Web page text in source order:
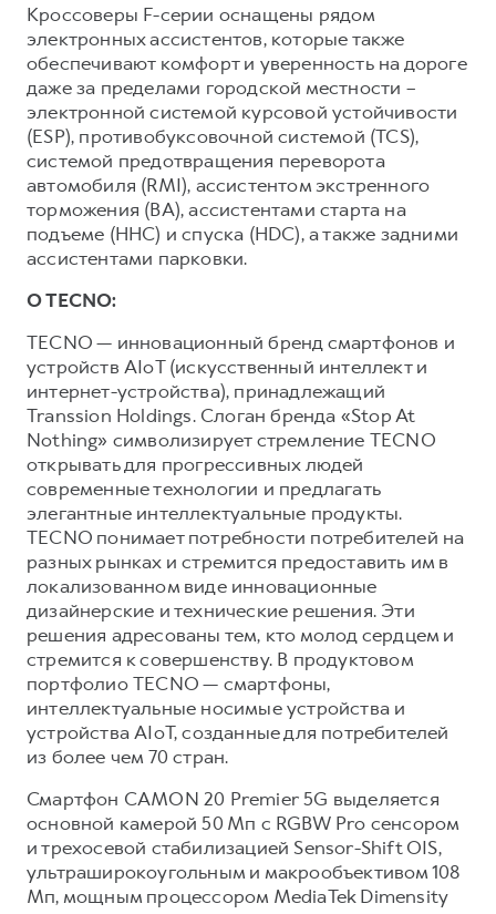
Кроссоверы F-серии оснащены рядом
электронных ассистентов, которые также
обеспечивают комфорт и уверенность на дороге
даже за пределами городской местности –
электронной системой курсовой устойчивости
(ESP), противобуксовочной системой (TCS),
системой предотвращения переворота
автомобиля (RMI), ассистентом экстренного
торможения (ВА), ассистентами старта на
подъеме (ННС) и спуска (HDC), а также задними
ассистентами парковки.
О TECNO:
TECNO — инновационный бренд смартфонов и
устройств AIoT (искусственный интеллект и
интернет-устройства), принадлежащий
Transsion Holdings. Слоган бренда «Stop At
Nothing» символизирует стремление TECNO
открывать для прогрессивных людей
современные технологии и предлагать
элегантные интеллектуальные продукты.
TECNO понимает потребности потребителей на
разных рынках и стремится предоставить им в
локализованном виде инновационные
дизайнерские и технические решения. Эти
решения адресованы тем, кто молод сердцем и
стремится к совершенству. В продуктовом
портфолио TECNO — смартфоны,
интеллектуальные носимые устройства и
устройства AIoT, созданные для потребителей
из более чем 70 стран.
Смартфон CAMON 20 Premier 5G выделяется
основной камерой 50 Мп с RGBW Pro сенсором
и трехосевой стабилизацией Sensor-Shift OIS,
ультраширокоугольным и макрообъективом 108
Мп, мощным процессором MediaTek Dimensity